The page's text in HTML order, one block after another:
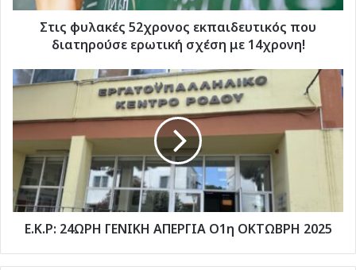
με
14χρονη!Στις φυλακές 52χρονος εκπαιδευτικός που
διατηρούσε ερωτική σχέση με 14χρονη!
Ε.Κ.Ρ:
24ΩΡΗ
ΑΠΕΡΓΙΑ
Ο1η
ΟΚΤΩΒΡΗ
2025
Ε.Κ.Ρ: 24ΩΡΗ ΓΕΝΙΚΗ ΑΠΕΡΓΙΑ Ο1η ΟΚΤΩΒΡΗ 2025